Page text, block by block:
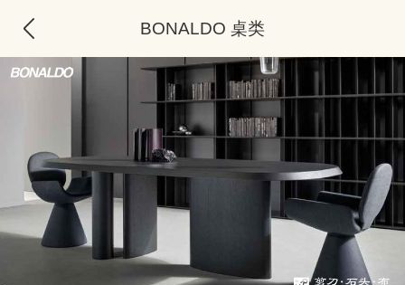
BONALDO 桌类